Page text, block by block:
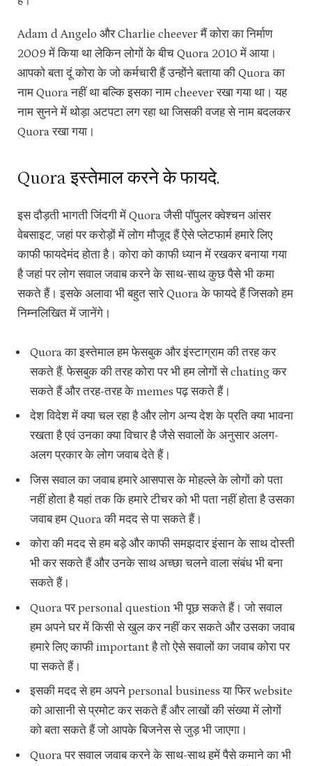
Adam d Angelo और Charlie cheever मैं कोरा का निर्माण
2009 में किया था लेकिन लोगों के बीच Quora 2010 में आया।
आपको बता दूं कोरा के जो कर्मचारी हैं उन्होंने बताया की Quora का
नाम Quora नहीं था बल्कि इसका नाम cheever रखा गया था। यह
नाम सुनने में थोड़ा अटपटा लग रहा था जिसकी वजह से नाम बदलकर
Quora रखा गया।
Quora इस्तेमाल करने के फायदे.
इस दौड़ती भागती जिंदगी में Quora जैसी पॉपुलर क्वेश्चन आंसर
वेबसाइट, जहां पर करोड़ों में लोग मौजूद हैं ऐसे प्लेटफार्म हमारे लिए
काफी फायदेमंद होता है। कोरा को काफी ध्यान में रखकर बनाया गया
है जहां पर लोग सवाल जवाब करने के साथ-साथ कुछ पैसे भी कमा
सकते हैं। इसके अलावा भी बहुत सारे Quora के फायदे हैं जिसको हम
निम्नलिखित में जानेंगे।
Quora का इस्तेमाल हम फेसबुक और इंस्टाग्राम की तरह कर
सकते हैं. फेसबुक की तरह कोरा पर भी हम लोगों से chating कर
सकते हैं और तरह-तरह के memes पढ़ सकते हैं।
देश विदेश में क्या चल रहा है और लोग अन्य देश के प्रति क्या भावना
रखता है एवं उनका क्या विचार है जैसे सवालों के अनुसार अलग-
अलग प्रकार के लोग जवाब देते हैं।
जिस सवाल का जवाब हमारे आसपास के मोहल्ले के लोगों को पता
नहीं होता है यहां तक कि हमारे टीचर को भी पता नहीं होता है उसका
जवाब हम Quora की मदद से पा सकते हैं।
कोरा की मदद से हम बड़े और काफी समझदार इंसान के साथ दोस्ती
भी कर सकते हैं और उनके साथ अच्छा चलने वाला संबंध भी बना
सकते हैं।
Quora पर personal question भी पूछ सकते हैं। जो सवाल
हम अपने घर में किसी से खुल कर नहीं कर सकते और उसका जवाब
हमारे लिए काफी important है तो ऐसे सवालों का जवाब कोरा पर
पा सकते हैं।
इसकी मदद से हम अपने personal business या फिर website
को आसानी से प्रमोट कर सकते हैं और लाखों की संख्या में लोगों
को बता सकते हैं जो आपके बिजनेस से जुड़ भी जाएगा।
Quora पर सवाल जवाब करने के साथ-साथ हमें पैसे कमाने का भी